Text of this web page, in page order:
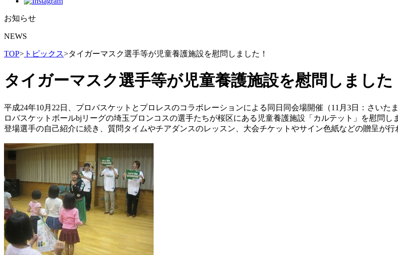
お知らせ
NEWS
TOP> トピックス>タイガーマスク選手等が児童養護施設を慰問しました！
タイガーマスク選手等が児童養護施設を慰問しました
平成24年10月22日、プロバスケットとプロレスのコラボレーションによる同日同会場開催（11月3日：さい
ロバスケットボールbjリーグの埼玉ブロンコスの選手たちが桜区にある児童養護施設「カルテット」を慰問し
登場選手の自己紹介に続き、質問タイムやチアダンスのレッスン、大会チケットやサイン色紙などの贈呈が行